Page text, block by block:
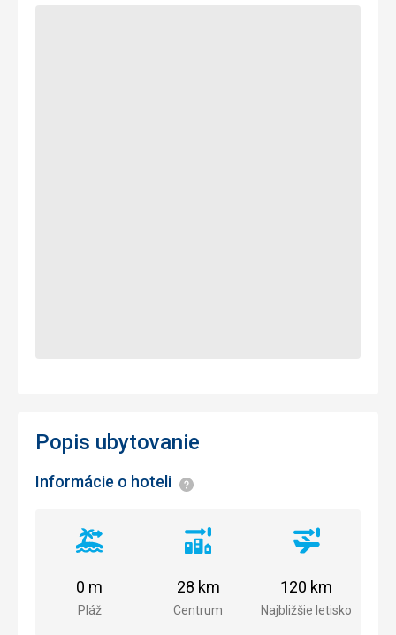
Popis ubytovanie
Informácie o hoteli Informácie
Vzdialenosť
pláže
Pláž
0 m
Vzdialenosť
centra
Centrum
28 km
Vzdialenosť
letiska
Najbližšie letisko
120 km